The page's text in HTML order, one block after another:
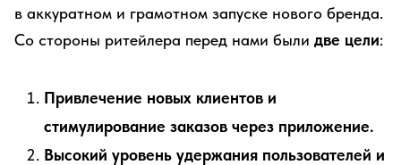
в аккуратном и грамотном запуске нового бренда.
Со стороны ритейлера перед нами были две цели:
Привлечение новых клиентов и
стимулирование заказов через приложение.
Высокий уровень удержания пользователей и